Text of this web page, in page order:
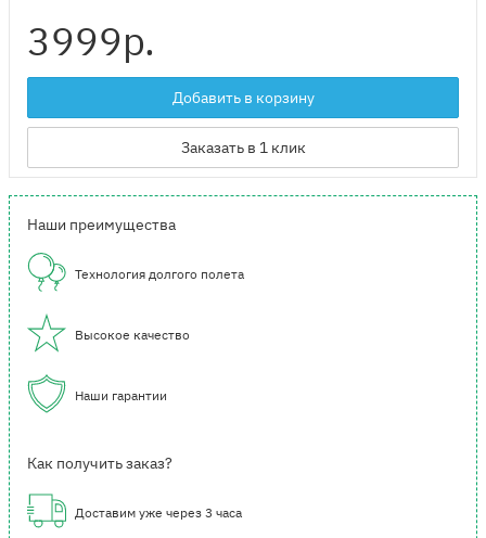
3999р.
Добавить в корзину
Заказать в 1 клик
Наши преимущества
Технология долгого полета
Высокое качество
Наши гарантии
Как получить заказ?
Доставим уже через 3 часа